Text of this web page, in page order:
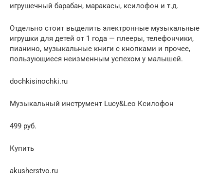
игрушечный барабан, маракасы, ксилофон и т.д.
Отдельно стоит выделить электронные музыкальные
игрушки для детей от 1 года — плееры, телефончики,
пианино, музыкальные книги с кнопками и прочее,
пользующиеся неизменным успехом у малышей.
dochkisinochki.ru
Музыкальный инструмент Lucy&Leo Ксилофон
499 руб.
Купить
akusherstvo.ru